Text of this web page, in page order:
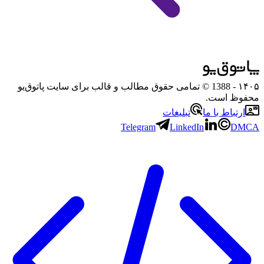
۱۴۰۵
- 1388 © تمامی حقوق مطالب و قالب برای سایت پاتوق‌یو
محفوظ است.
ارتباط با ما
تبلیغات
Telegram
LinkedIn DMCA